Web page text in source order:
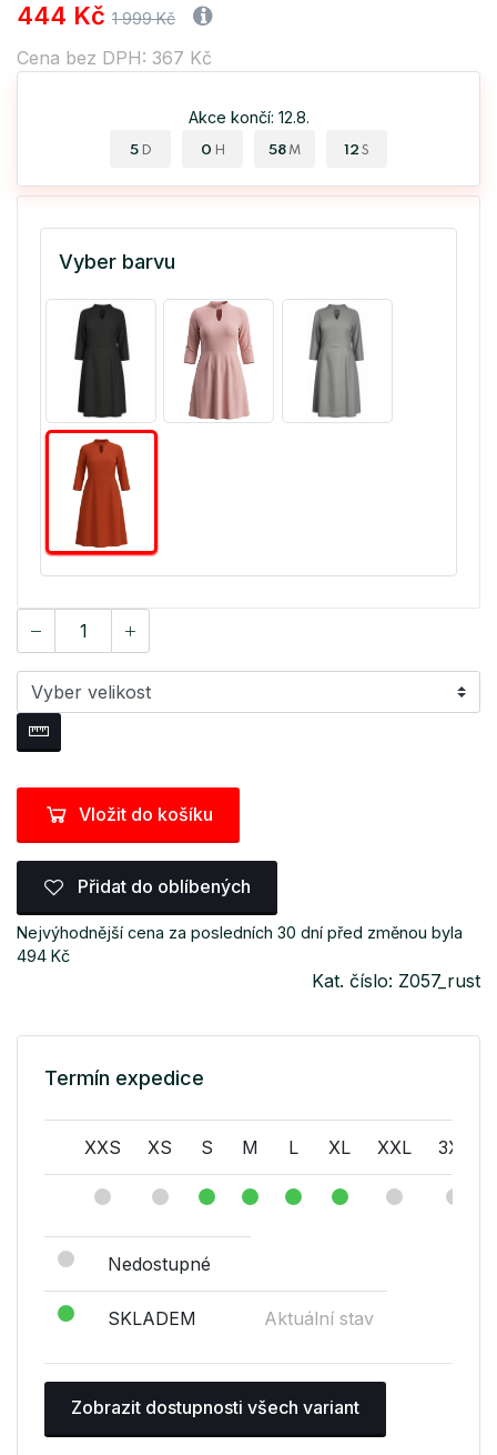
444 Kč 1 999 Kč
Cena bez DPH: 367 Kč
Akce končí: 12.8.
5 D 0 H 58 M 12 S
Vyber barvu
Vložit do košíku
Přidat do oblíbených
Nejvýhodnější cena za posledních 30 dní před změnou byla
494 Kč
Kat. číslo: Z057_rust
Termín expedice
XXS XS S M L XL XXL 3XL
Nedostupné
SKLADEM Aktuální stav
Zobrazit dostupnosti všech variant